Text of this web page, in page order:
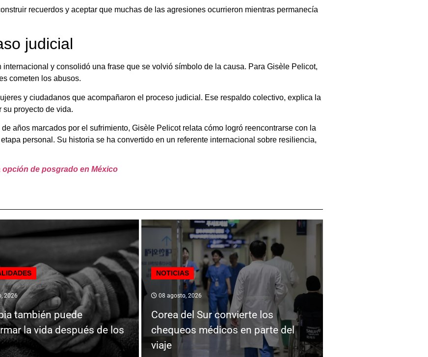
recuerdos y aceptar que muchas de las agresiones ocurrieron mientras permanecía
judicial
y consolidó una frase que se volvió símbolo de la causa. Para Gisèle Pelicot,
cometen los abusos.
y ciudadanos que acompañaron el proceso judicial. Ese respaldo colectivo, explica la
su proyecto de vida.
años marcados por el sufrimiento, Gisèle Pelicot relata cómo logró reencontrarse con la
personal. Su historia se ha convertido en un referente internacional sobre resiliencia,
de posgrado en México
2026
también puede
la vida después de los
NOTICIAS
08 agosto, 2026
Corea del Sur convierte los
chequeos médicos en parte del
viaje